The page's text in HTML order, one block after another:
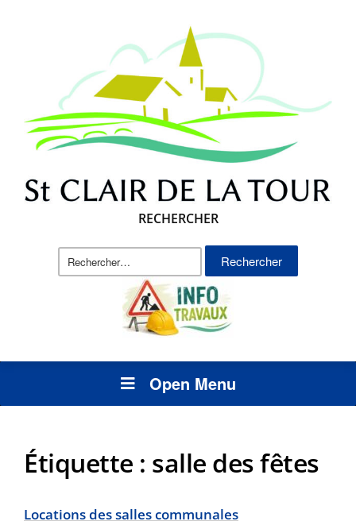
RECHERCHER
Rechercher :
Open Menu
Étiquette : salle des fêtes
Locations des salles communales